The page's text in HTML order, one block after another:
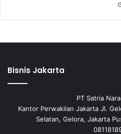
Bisnis Jakarta
PT Satria
Kantor Perwakilan Jakarta Jl.
Selatan, Gelora, Jakarta